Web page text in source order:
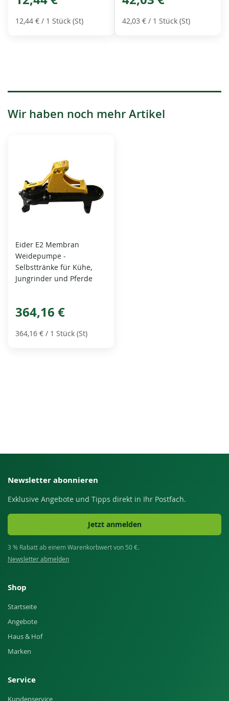
12,44 € / 1 Stück (St) 42,03 € / 1 Stück (St)
Wir haben noch mehr Artikel
Eider E2 Membran
Weidepumpe -
Selbsttränke für Kühe,
Jungrinder und Pferde
364,16 €
364,16 € / 1 Stück (St)
Newsletter abonnieren
Exklusive Angebote und Tipps direkt in Ihr Postfach.
Jetzt anmelden
3 % Rabatt ab einem Warenkorbwert von 50 €.
Newsletter abmelden
Shop
Startseite
Angebote
Haus & Hof
Marken
Service
Kundenservice